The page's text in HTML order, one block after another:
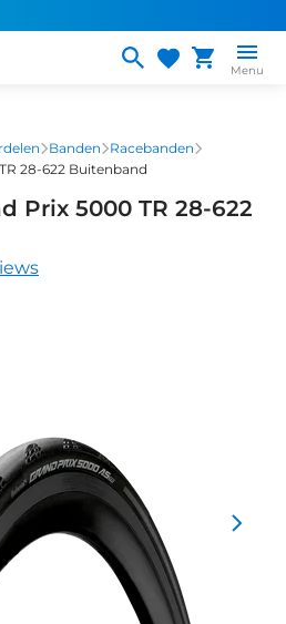
Menu
Banden
Racebanden
28-622 Buitenband
Prix 5000 TR 28-622